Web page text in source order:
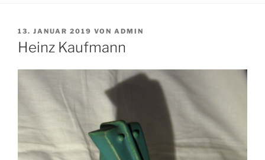
VERÖFFENTLICHT
AM
13. JANUAR 2019 VON ADMIN
Heinz Kaufmann